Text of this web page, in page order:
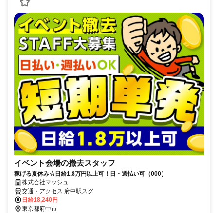
イベント会場の撤去スタッフ
稼げる夏休み☆日給1.8万円以上可！日・週払い可（000）
株式会社マッシュ
交通・アクセス 府中駅スグ
日給18,240円
東京都府中市